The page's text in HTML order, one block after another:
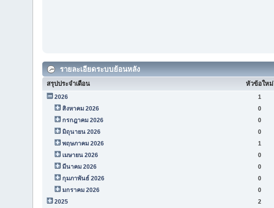
รายละเอียดระบบย้อนหลัง
สรุปประจำเดือน หัวข้อใหม่
2026 1
สิงหาคม 2026
0
กรกฎาคม 2026
0
มิถุนายน 2026
0
พฤษภาคม 2026
1
เมษายน 2026
0
มีนาคม 2026
0
กุมภาพันธ์ 2026
0
มกราคม 2026
0
2025
2